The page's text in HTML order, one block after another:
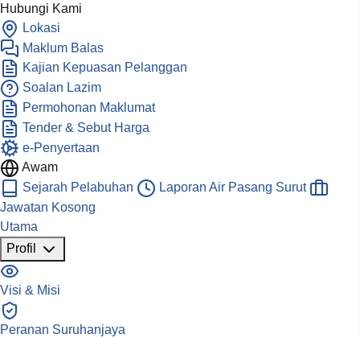
Hubungi Kami
Lokasi
Maklum Balas
Kajian Kepuasan Pelanggan
Soalan Lazim
Permohonan Maklumat
Tender & Sebut Harga
e-Penyertaan
Awam
Sejarah Pelabuhan
Laporan Air Pasang Surut
Jawatan Kosong
Utama
Profil
Visi & Misi
Peranan Suruhanjaya